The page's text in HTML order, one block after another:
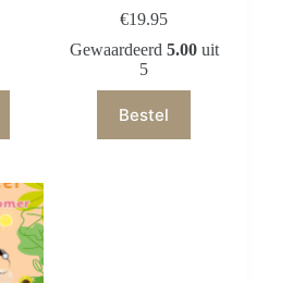
€19.95
Gewaardeerd 5.00uit
5
Bestel